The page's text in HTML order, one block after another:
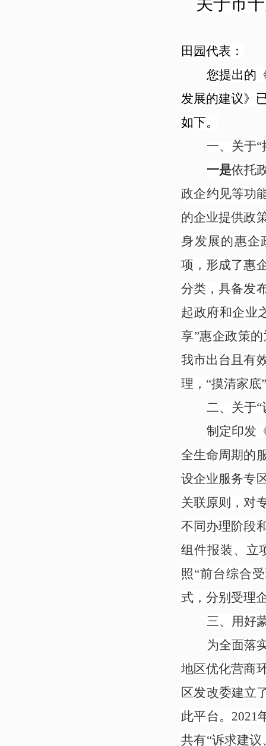
田园代表：
您提出的
发展的建议》
如下。
一、 关于
一是依托
政企约见等功
的企业提供政
身发展的惠企
项，形成了惠
分类，具备发
起政府和企业
享”惠企政策
我市出台且有
理，“摸清家
二、 关于
制定印发
全生命周期的
设企业服务专
关联原则，对
不同办理阶段
组件报装、立
照“前台综合
式，分别受理
三、用好
为全面落
地区优化营商
区发改委建立
此平台。2021
共有“诉求建